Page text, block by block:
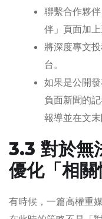
聯繫合作夥
伴」頁面加上
將深度專文
台。
如果是公開
負面新聞的
報導並在文末
3.3 對於無
優化「相關
有時候，一篇高權重